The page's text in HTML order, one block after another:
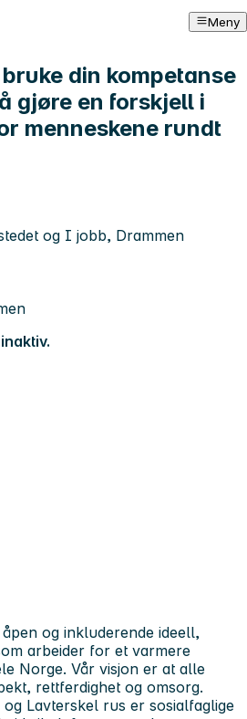
Meny
din kompetanse
gjøre en forskjell i
menneskene rundt
og I jobb, Drammen
og inkluderende ideell,
arbeider for et varmere
Norge. Vår visjon er at alle
rettferdighet og omsorg.
Lavterskel rus er sosialfaglige